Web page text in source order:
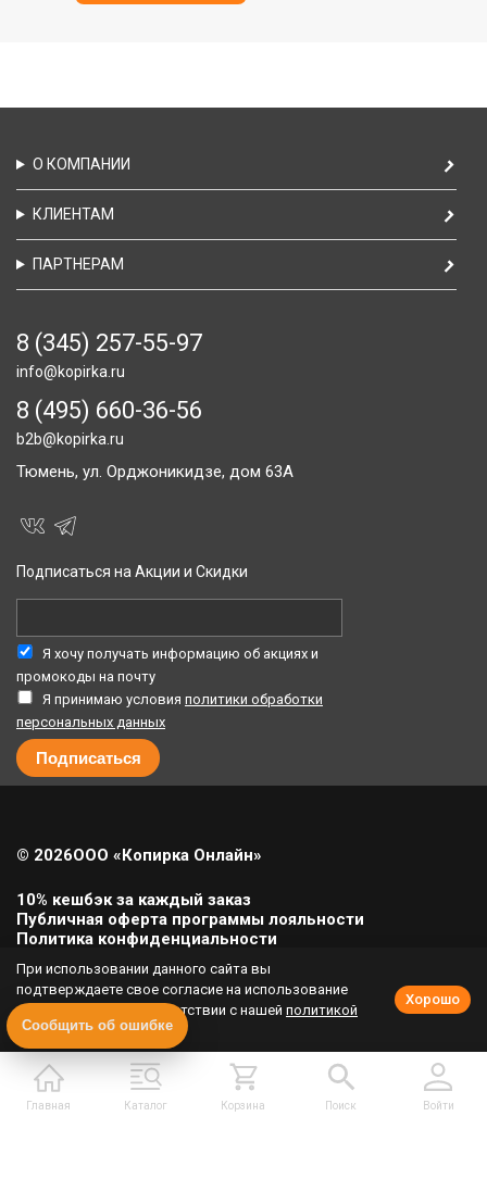
Главная Каталог Корзина Поиск Войти
О КОМПАНИИ
КЛИЕНТАМ
ПАРТНЕРАМ
8 (345) 257-55-97
info@kopirka.ru
8 (495) 660-36-56
b2b@kopirka.ru
Тюмень, ул. Орджоникидзе, дом 63А
Подписаться на Акции и Скидки
Я хочу получать информацию об акциях и
промокоды на почту
Я принимаю условия политики обработки
персональных данных
© 2026ООО «Копирка Онлайн»
10% кешбэк за каждый заказ
Публичная оферта программы лояльности
Политика конфиденциальности
Урегулирование претензий
Полная версия сайта
При использовании данного сайта вы
подтверждаете свое согласие на использование
cookie-файлов в соответствии с нашей политикой
приватности.
Хорошо
Сообщить об ошибке